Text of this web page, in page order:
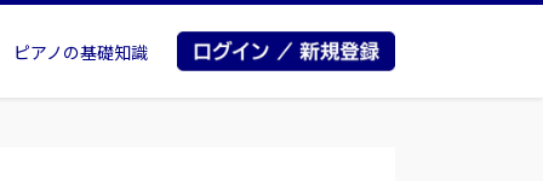
ピアノの基礎知識